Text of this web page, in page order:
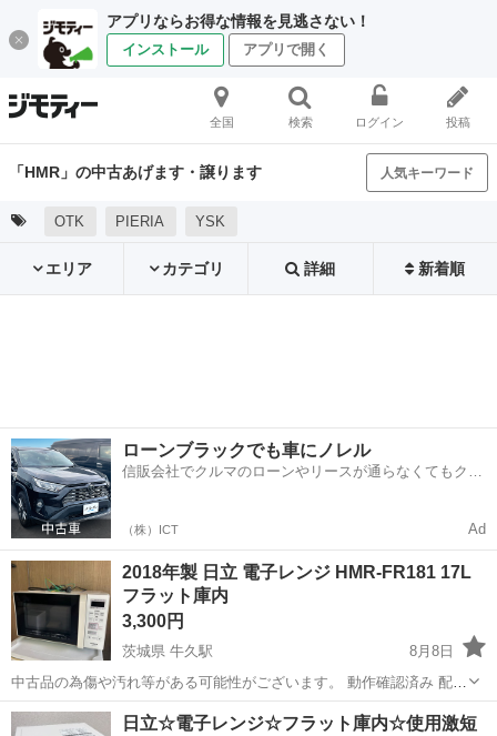
アプリならお得な情報を見逃さない！
インストール アプリで開く
全国 検索 ログイン 投稿
「HMR」の中古あげます・譲ります 人気キーワード
OTK PIERIA YSK
エリア カテゴリ 詳細 新着順
ローンブラックでも車にノレル
信販会社でクルマのローンやリースが通らなくてもクル
（株）ICT Ad
2018年製 日立 電子レンジ HMR-FR181 17L
フラット庫内
3,300円
茨城県 牛久駅
8月8日
中古品の為傷や汚れ等がある可能性がございます。 動作確認済み 配送
も承っておりますのでご相談ください。 配送料2,200円〜 距離によっ
て配送料は異なりますのでご了承ください。
茨城 牛久市 牛久駅 キッチン家電
日立☆電子レンジ☆フラット庫内☆使用激短